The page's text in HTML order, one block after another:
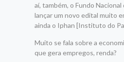
aí, também, o Fundo
lançar um novo edital muito
ainda o Iphan [Instituto do
Muito se fala sobre a
que gera empregos, renda?